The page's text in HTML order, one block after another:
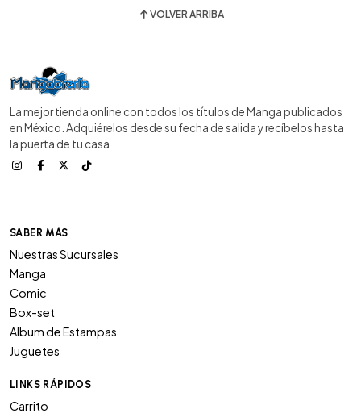
VOLVER ARRIBA
La mejor tienda online con todos los títulos de Manga publicados
en México. Adquiérelos desde su fecha de salida y recíbelos hasta
la puerta de tu casa
SABER MÁS
Nuestras Sucursales
Manga
Comic
Box-set
Album de Estampas
Juguetes
LINKS RÁPIDOS
Carrito